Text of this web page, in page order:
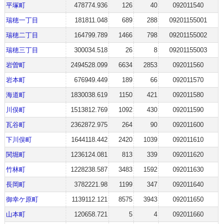
平塚町
478774.936 126 40
092011540
瑞穂一丁目
181811.048 689 288
09201155001
瑞穂二丁目
164799.789 1466 798
09201155002
瑞穂三丁目
300034.518 26 8
09201155003
岩曽町
2494528.099 6634 2853
092011560
岩本町
676949.449 189 66
092011570
海道町
1830038.619 1150 421
092011580
川俣町
1513812.769 1092 430
092011590
瓦谷町
2362872.975 264 90
092011600
下川俣町
1644118.442 2420 1039
092011610
関堀町
1236124.081 813 339
092011620
竹林町
1228238.587 3483 1592
092011630
長岡町
3782221.98 1199 347
092011640
御幸ケ原町
1139112.121 8575 3943
092011650
山本町
120658.721 5 4
092011660